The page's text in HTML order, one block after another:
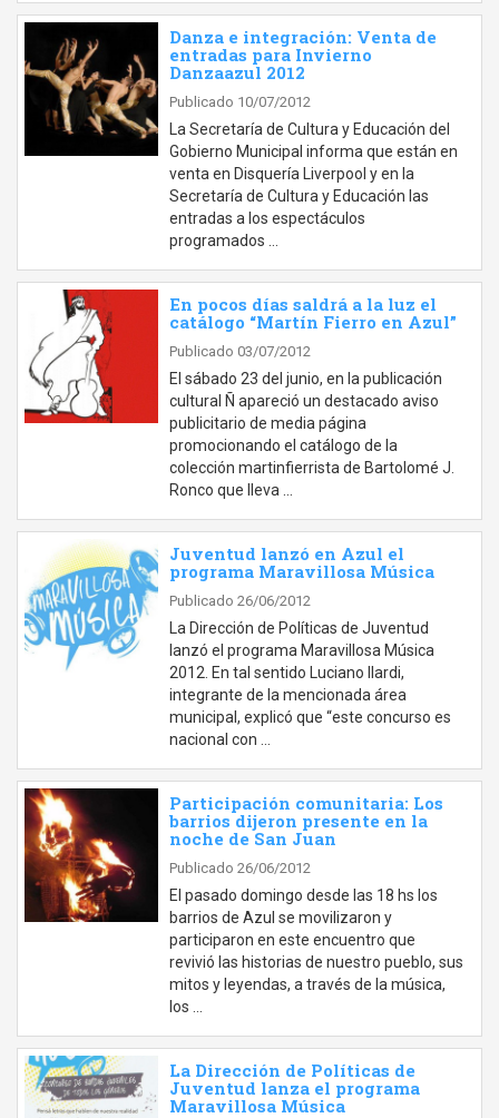
Danza e integración: Venta de
entradas para Invierno
Danzaazul 2012
Publicado 10/07/2012
La Secretaría de Cultura y Educación del
Gobierno Municipal informa que están en
venta en Disquería Liverpool y en la
Secretaría de Cultura y Educación las
entradas a los espectáculos
programados …
En pocos días saldrá a la luz el
catálogo “Martín Fierro en Azul”
Publicado 03/07/2012
El sábado 23 del junio, en la publicación
cultural Ñ apareció un destacado aviso
publicitario de media página
promocionando el catálogo de la
colección martinfierrista de Bartolomé J.
Ronco que lleva …
Juventud lanzó en Azul el
programa Maravillosa Música
Publicado 26/06/2012
La Dirección de Políticas de Juventud
lanzó el programa Maravillosa Música
2012. En tal sentido Luciano Ilardi,
integrante de la mencionada área
municipal, explicó que “este concurso es
nacional con …
Participación comunitaria: Los
barrios dijeron presente en la
noche de San Juan
Publicado 26/06/2012
El pasado domingo desde las 18 hs los
barrios de Azul se movilizaron y
participaron en este encuentro que
revivió las historias de nuestro pueblo, sus
mitos y leyendas, a través de la música,
los …
La Dirección de Políticas de
Juventud lanza el programa
Maravillosa Música